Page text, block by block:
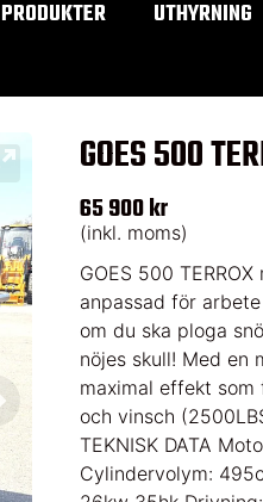
PRODUKTER UTHYRNING
GOES 500
65 900 kr
(inkl. moms)
GOES 500
anpassad för
om du ska ploga
nöjes skull! Med en
maximal effekt
och vinsch
TEKNISK DATA
Cylindervolym: